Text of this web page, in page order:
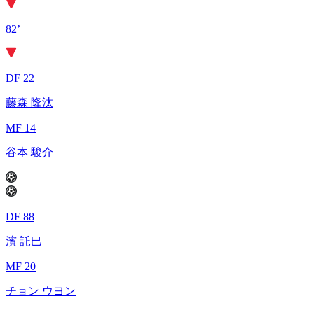
82’
DF 22
藤森 隆汰
MF 14
谷本 駿介
DF 88
濱 託巳
MF 20
チョン ウヨン